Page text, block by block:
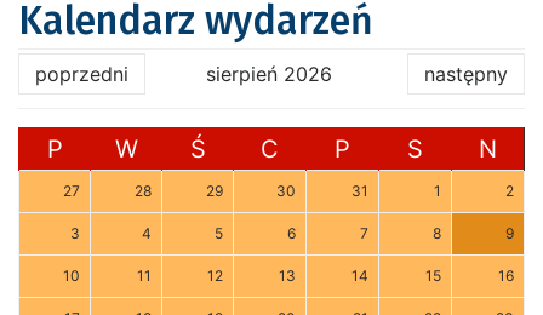
Kalendarz wydarzeń
poprzedni sierpień 2026 następny
P W Ś C P S N
27 28 29 30 31 1 2
3 4 5 6 7 8 9
10 11 12 13 14 15 16